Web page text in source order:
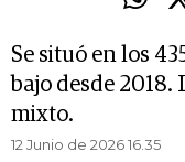
Se situó en los
bajo desde 2018.
mixto.
12 Junio de 2026 16.35